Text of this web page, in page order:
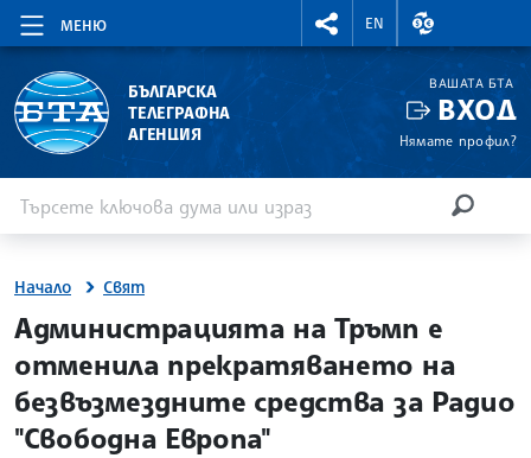
МЕНЮ
RIGHTMENU.SOCIAL
EN
ВАЛУТНИ
БЪЛГАРСКА
ТЕЛЕГРАФНА
АГЕНЦИЯ
ВАШАТА БТА
ВХОД
Нямате профил?
Начало Свят
site.bta
Администрацията на Тръмп е
отменила прекратяването на
безвъзмездните средства за Радио
"Свободна Европа"